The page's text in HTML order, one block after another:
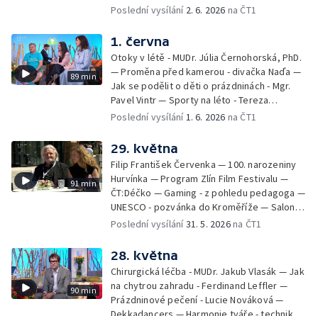
jahody - Simona Machurová — Letní sporty -
— Batohy do školy i na prázdniny - Mirka
Belhová — Pramen - Ivan Ostrochovský
Poslední vysílání 2. 6. 2026 na ČT1
89 min
1. června
Otoky v létě - MUDr. Júlia Černohorská, PhD.
— Proměna před kamerou - divačka Naďa —
Jak se podělit o děti o prázdninách - Mgr.
Pavel Vintr — Sporty na léto - Tereza
Michalová — Černé ovce — Změny v
v Českém ráji - Tomáš Jeřábek, Magdalena
Borová, Eva Váchová
Poslední vysílání1. 6. 2026 na ČT1
91 min
29. května
Filip František Červenka — 100. narozeniny
Hurvínka — Program Zlín Film Festivalu —
ČT:Déčko — Gaming - z pohledu pedagoga —
UNESCO - pozvánka do Kroměříže — Salon
filmových klapek
Poslední vysílání31. 5. 2026na ČT1
90 min
28. května
Chirurgická léčba - MUDr. Jakub Vlasák — Jak
na chytrou zahradu - Ferdinand Leffler —
Prázdninové pečení - Lucie Nováková —